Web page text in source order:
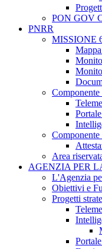
PON GOV
PNRR
MISSIONE
Componente
Componente
Area
AGENZIA PER
L'Agenzia
Obiettivi e
Progetti